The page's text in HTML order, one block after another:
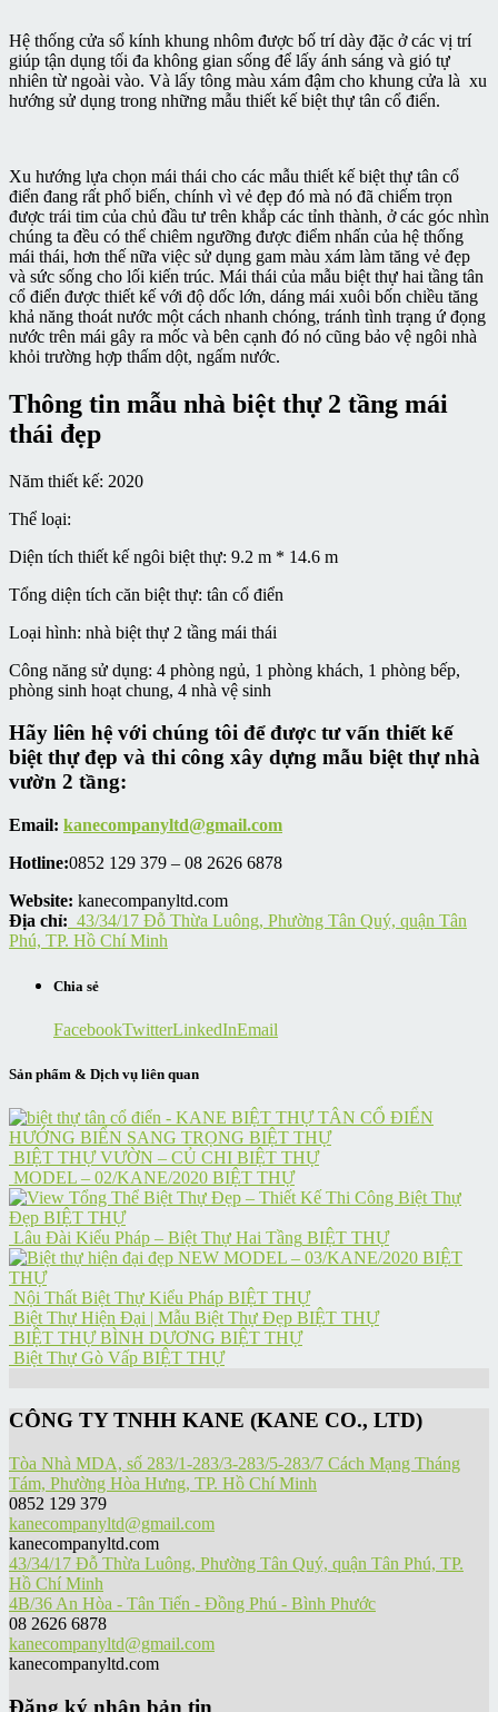
Hệ thống cửa sổ kính khung nhôm được bố trí dày đặc ở các vị trí
giúp tận dụng tối đa không gian sống để lấy ánh sáng và gió tự
nhiên từ ngoài vào. Và lấy tông màu xám đậm cho khung cửa là xu
hướng sử dụng trong những mẫu thiết kế biệt thự tân cổ điển.
Xu hướng lựa chọn mái thái cho các mẫu thiết kế biệt thự tân cổ
điển đang rất phổ biến, chính vì vẻ đẹp đó mà nó đã chiếm trọn
được trái tim của chủ đầu tư trên khắp các tỉnh thành, ở các góc nhìn
chúng ta đều có thể chiêm ngưỡng được điểm nhấn của hệ thống
mái thái, hơn thế nữa việc sử dụng gam màu xám làm tăng vẻ đẹp
và sức sống cho lối kiến trúc. Mái thái của mẫu biệt thự hai tầng tân
cổ điển được thiết kế với độ dốc lớn, dáng mái xuôi bốn chiều tăng
khả năng thoát nước một cách nhanh chóng, tránh tình trạng ứ đọng
nước trên mái gây ra mốc và bên cạnh đó nó cũng bảo vệ ngôi nhà
khỏi trường hợp thấm dột, ngấm nước.
Thông tin mẫu nhà biệt thự 2 tầng mái
thái đẹp
Năm thiết kế: 2020
Thể loại:
Diện tích thiết kế ngôi biệt thự: 9.2 m * 14.6 m
Tổng diện tích căn biệt thự: tân cổ điển
Loại hình: nhà biệt thự 2 tầng mái thái
Công năng sử dụng: 4 phòng ngủ, 1 phòng khách, 1 phòng bếp,
phòng sinh hoạt chung, 4 nhà vệ sinh
Hãy liên hệ với chúng tôi để được tư vấn thiết kế
biệt thự đẹp và thi công xây dựng mẫu biệt thự nhà
vườn 2 tầng:
Email: kanecompanyltd@gmail.com
Hotline:0852 129 379 – 08 2626 6878
Website: kanecompanyltd.com
Địa chỉ: 43/34/17 Đỗ Thừa Luông, Phường Tân Quý, quận Tân
Phú, TP. Hồ Chí Minh
Chia sẻ
FacebookTwitterLinkedInEmail
Sản phẩm & Dịch vụ liên quan
BIỆT THỰ TÂN CỔ ĐIỂN
HƯỚNG BIỂN SANG TRỌNG BIỆT THỰ
BIỆT THỰ VƯỜN – CỦ CHI BIỆT THỰ
MODEL – 02/KANE/2020 BIỆT THỰ
Biệt Thự Đẹp – Thiết Kế Thi Công Biệt Thự
Đẹp BIỆT THỰ
Lâu Đài Kiểu Pháp – Biệt Thự Hai Tầng BIỆT THỰ
NEW MODEL – 03/KANE/2020 BIỆT
THỰ
Nội Thất Biệt Thự Kiểu Pháp BIỆT THỰ
Biệt Thự Hiện Đại | Mẫu Biệt Thự Đẹp BIỆT THỰ
BIỆT THỰ BÌNH DƯƠNG BIỆT THỰ
Biệt Thự Gò Vấp BIỆT THỰ
CÔNG TY TNHH KANE (KANE CO., LTD)
Tòa Nhà MDA, số 283/1-283/3-283/5-283/7 Cách Mạng Tháng
Tám, Phường Hòa Hưng, TP. Hồ Chí Minh
0852 129 379
kanecompanyltd@gmail.com
kanecompanyltd.com
43/34/17 Đỗ Thừa Luông, Phường Tân Quý, quận Tân Phú, TP.
Hồ Chí Minh
4B/36 An Hòa - Tân Tiến - Đồng Phú - Bình Phước
08 2626 6878
kanecompanyltd@gmail.com
kanecompanyltd.com
Đăng ký nhận bản tin